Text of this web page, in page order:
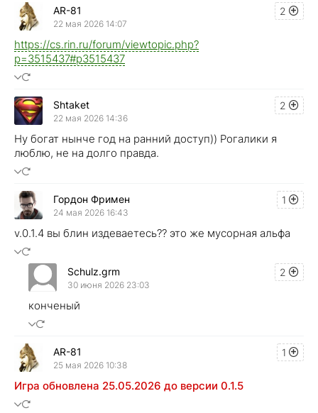
2
AR-81
22 мая 2026 14:07
https://cs.rin.ru/forum/viewtopic.php?
p=3515437#p3515437
2
Shtaket
22 мая 2026 14:36
Ну богат нынче год на ранний доступ)) Рогалики я
люблю, не на долго правда.
1
Гордон Фримен
24 мая 2026 16:43
v.0.1.4 вы блин издеваетесь?? это же мусорная альфа
2
Schulz.grm
30 июня 2026 23:03
конченый
1
AR-81
25 мая 2026 10:38
Игра обновлена 25.05.2026 до версии 0.1.5